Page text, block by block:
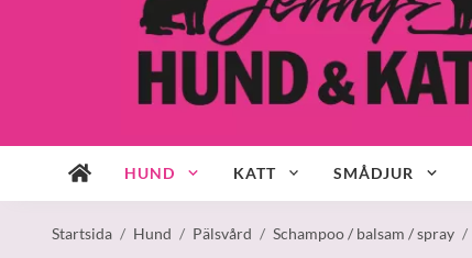
HUND KATT SMÅDJUR
Startsida / Hund / Pälsvård / Schampoo / balsam / spray /